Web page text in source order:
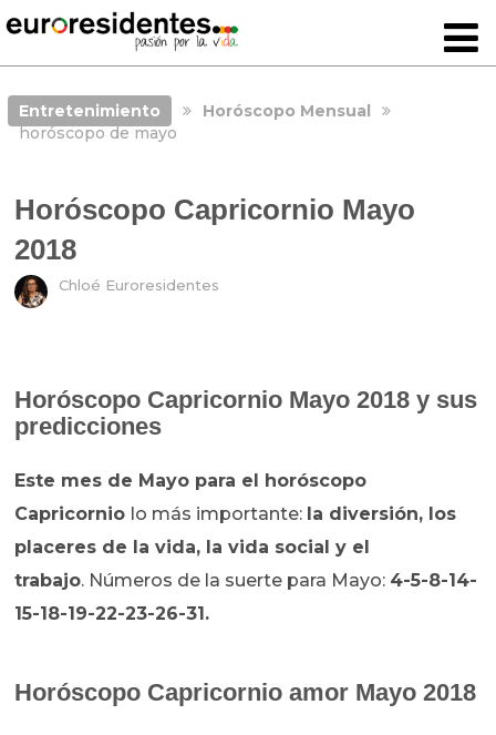
Entretenimiento
Horóscopo Mensual
horóscopo de mayo
Horóscopo Capricornio Mayo
2018
Chloé Euroresidentes
Horóscopo Capricornio Mayo 2018 y sus
predicciones
Este mes de Mayo para el horóscopo
Capricornio lo más importante: la diversión, los
placeres de la vida, la vida social y el
trabajo. Números de la suerte para Mayo: 4-5-8-14-
15-18-19-22-23-26-31.
Horóscopo Capricornio amor Mayo 2018